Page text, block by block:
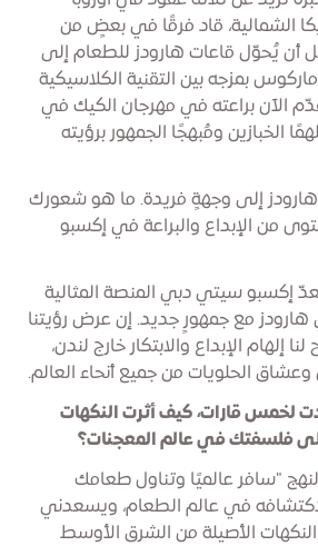
الشمالية، قاد فرقًا في بعضٍ من
أن يُحوّل قاعات هارودز للطعام إلى
بمزجه بين التقنية الكلاسيكية
الآن براعته في مهرجان الكيك في
الخبازين ومُبهجًا الجمهور برؤيته
إلى وجهةٍ فريدة. ما هو شعورك
من الإبداع والبراعة في إكسبو
تُعدّ إكسبو سيتي دبي المنصة المثالية
هارودز مع جمهورٍ جديد. إن عرض رؤيتنا
إلهام الإبداع والابتكار خارج لندن،
وعشاق الحلويات من جميع أنحاء العالم.
لخمس قارات، كيف أثرت النكهات
على فلسفتك في عالم المعجنات؟
"سافر عالميًا وتناول طعامك
في عالم الطعام، ويسعدني
الأصيلة من الشرق الأوسط